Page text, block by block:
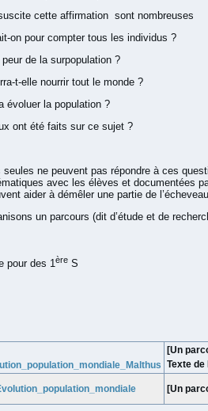
cette affirmation sont nombreuses
pour compter tous les individus ?
de la surpopulation ?
elle nourrir tout le monde ?
la population ?
été faits sur ce sujet ?
seules ne peuvent pas répondre à ces
avec les élèves et documentées
aider à démêler une partie de l’écheveau.
un parcours (dit d’étude et de
pour des 1ère S
[Un
Texte de
[Un